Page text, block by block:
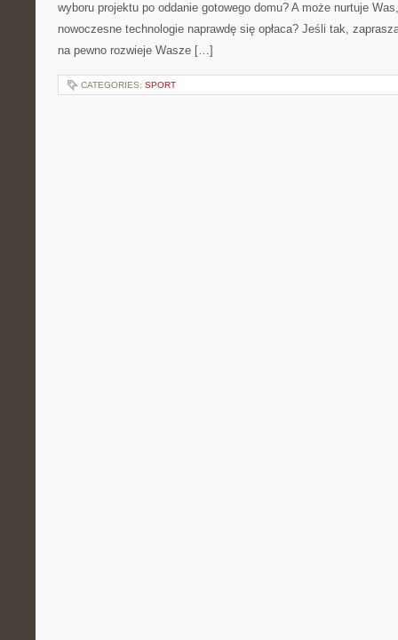
wyboru projektu po oddanie gotowego domu? A może nurtuje
nowoczesne technologie naprawdę się opłaca? Jeśli tak,
na pewno rozwieje Wasze […]
CATEGORIES: SPORT